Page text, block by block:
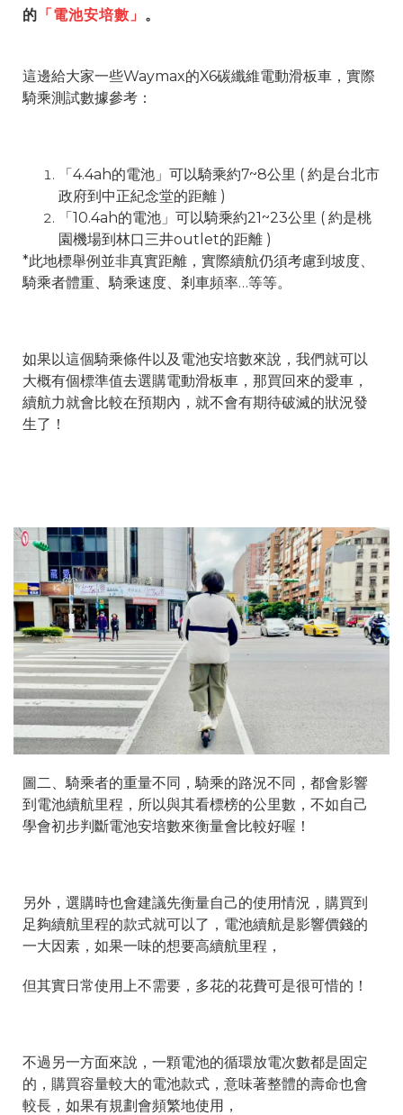
的 「電池安培數」 。
這邊給大家一些Waymax的X6碳纖維電動滑板車，實際
騎乘測試數據參考：
「4.4ah的電池」可以騎乘約7~8公里 ( 約是台北市
政府到中正紀念堂的距離 )
「10.4ah的電池」可以騎乘約21~23公里 ( 約是桃
園機場到林口三井outlet的距離 )
*此地標舉例並非真實距離，實際續航仍須考慮到坡度、
騎乘者體重、騎乘速度、剎車頻率…等等。
如果以這個騎乘條件以及電池安培數來說，我們就可以
大概有個標準值去選購電動滑板車，那買回來的愛車，
續航力就會比較在預期內，就不會有期待破滅的狀況發
生了！
圖二、騎乘者的重量不同，騎乘的路況不同，都會影響
到電池續航里程，所以與其看標榜的公里數，不如自己
學會初步判斷電池安培數來衡量會比較好喔！
另外，選購時也會建議先衡量自己的使用情況，購買到
足夠續航里程的款式就可以了，電池續航是影響價錢的
一大因素，如果一味的想要高續航里程，
但其實日常使用上不需要，多花的花費可是很可惜的！
不過另一方面來說，一顆電池的循環放電次數都是固定
的，購買容量較大的電池款式，意味著整體的壽命也會
較長，如果有規劃會頻繁地使用，